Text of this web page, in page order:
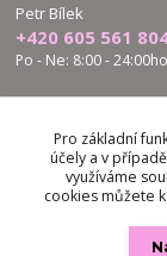
Petr Bílek
+420 605 561
Po - Ne: 8:00 -
Pro základní
účely a v
využíváme
cookies můžete